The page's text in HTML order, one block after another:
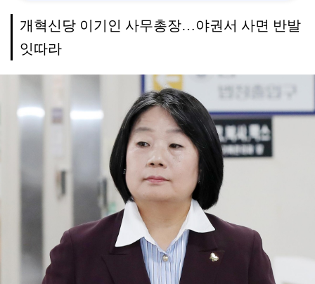
개혁신당 이기인 사무총장…야권서 사면 반발
잇따라